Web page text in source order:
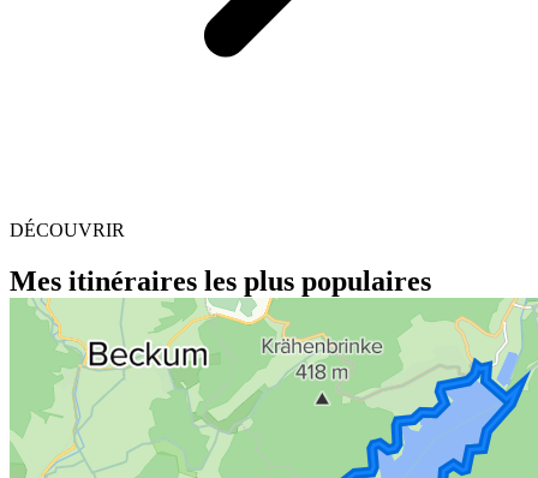
DÉCOUVRIR
Mes itinéraires les plus populaires